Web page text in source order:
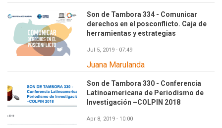
Son de Tambora 334 - Comunicar
derechos en el posconflicto. Caja de
herramientas y estrategias
Jul 5, 2019 - 07:49
Juana Marulanda
Son de Tambora 330 - Conferencia
Latinoamericana de Periodismo de
Investigación –COLPIN 2018
Apr 8, 2019 - 10:00